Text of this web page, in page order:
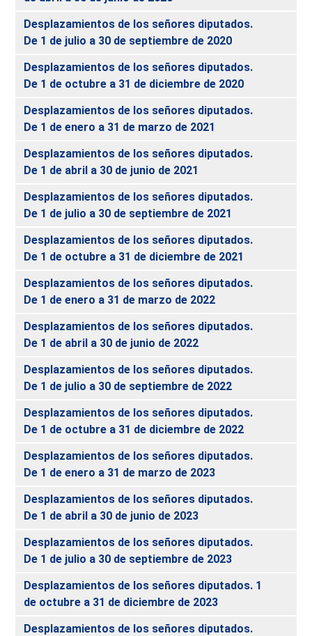
Desplazamientos de los señores diputados.
De 1 de julio a 30 de septiembre de 2020
Desplazamientos de los señores diputados.
De 1 de octubre a 31 de diciembre de 2020
Desplazamientos de los señores diputados.
De 1 de enero a 31 de marzo de 2021
Desplazamientos de los señores diputados.
De 1 de abril a 30 de junio de 2021
Desplazamientos de los señores diputados.
De 1 de julio a 30 de septiembre de 2021
Desplazamientos de los señores diputados.
De 1 de octubre a 31 de diciembre de 2021
Desplazamientos de los señores diputados.
De 1 de enero a 31 de marzo de 2022
Desplazamientos de los señores diputados.
De 1 de abril a 30 de junio de 2022
Desplazamientos de los señores diputados.
De 1 de julio a 30 de septiembre de 2022
Desplazamientos de los señores diputados.
De 1 de octubre a 31 de diciembre de 2022
Desplazamientos de los señores diputados.
De 1 de enero a 31 de marzo de 2023
Desplazamientos de los señores diputados.
De 1 de abril a 30 de junio de 2023
Desplazamientos de los señores diputados.
De 1 de julio a 30 de septiembre de 2023
Desplazamientos de los señores diputados. 1
de octubre a 31 de diciembre de 2023
Desplazamientos de los señores diputados.